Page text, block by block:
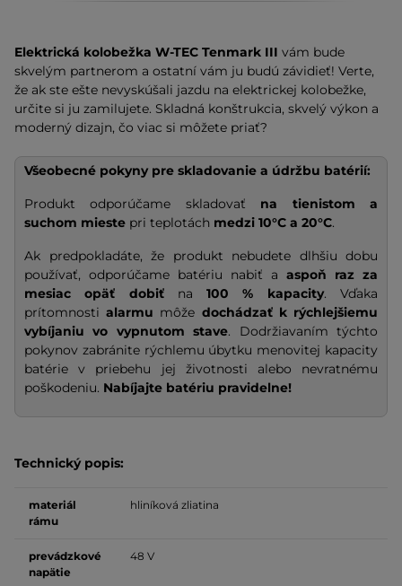
Elektrická kolobežka W-TEC Tenmark III vám bude
skvelým partnerom a ostatní vám ju budú závidieť! Verte,
že ak ste ešte nevyskúšali jazdu na elektrickej kolobežke,
určite si ju zamilujete. Skladná konštrukcia, skvelý výkon a
moderný dizajn, čo viac si môžete priať?
Všeobecné pokyny pre skladovanie a údržbu batérií:
Produkt odporúčame skladovať na tienistom a
suchom mieste pri teplotách medzi 10°C a 20°C.
Ak predpokladáte, že produkt nebudete dlhšiu dobu
používať, odporúčame batériu nabiť a aspoň raz za
mesiac opäť dobiťna100 % kapacity. Vďaka
prítomnostialarmu môže dochádzať k rýchlejšiemu
vybíjaniu vo vypnutom stave. Dodržiavaním týchto
pokynov zabránite rýchlemu úbytku menovitej kapacity
batérie v priebehu jej životnosti alebo nevratnému
poškodeniu. Nabíjajte batériu pravidelne!
Technický popis:
materiál
rámu
hliníková zliatina
prevádzkové
napätie
48 V